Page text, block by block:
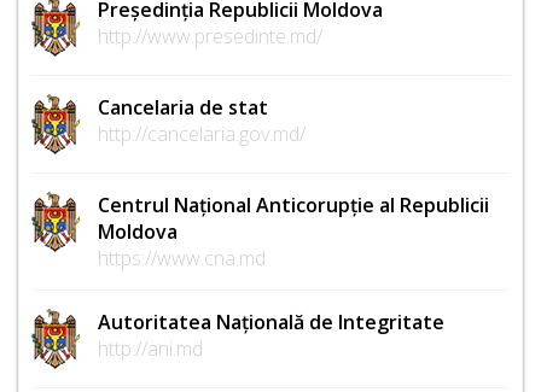
Președinția Republicii Moldova
http://www.presedinte.md/
Cancelaria de stat
http://cancelaria.gov.md/
Centrul Național Anticorupție al Republicii
Moldova
https://www.cna.md
Autoritatea Națională de Integritate
http://ani.md